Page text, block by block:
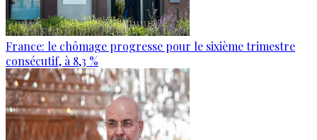
France: le chômage progresse pour le sixième trimestre
consécutif, à 8,3 %